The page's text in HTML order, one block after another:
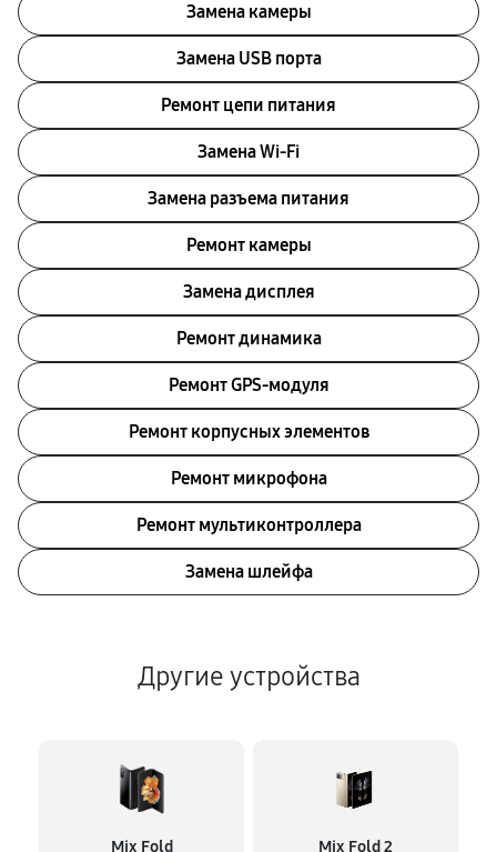
Замена камеры
Замена USB порта
Ремонт цепи питания
Замена Wi-Fi
Замена разъема питания
Ремонт камеры
Замена дисплея
Ремонт динамика
Ремонт GPS-модуля
Ремонт корпусных элементов
Ремонт микрофона
Ремонт мультиконтроллера
Замена шлейфа
Другие устройства
Mix Fold Mix Fold 2